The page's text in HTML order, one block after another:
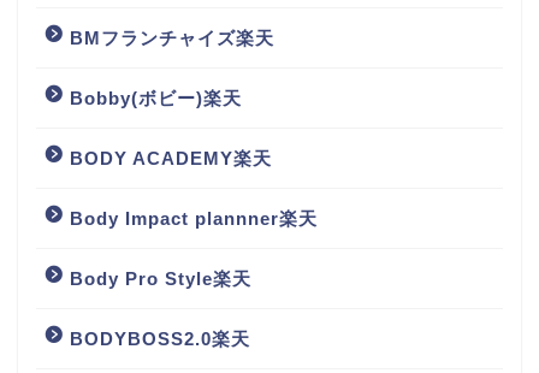
BMフランチャイズ楽天
Bobby(ボビー)楽天
BODY ACADEMY楽天
Body Impact plannner楽天
Body Pro Style楽天
BODYBOSS2.0楽天